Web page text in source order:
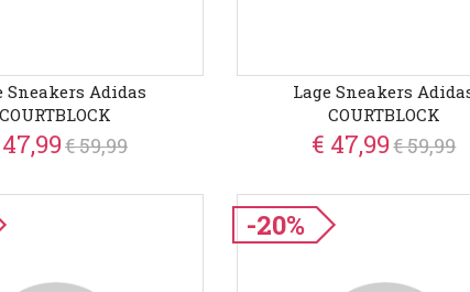
Sneakers Adidas
COURTBLOCK
€ 59,99
Lage Sneakers
COURTBLOCK
€ 47,99€ 59,99
-20%